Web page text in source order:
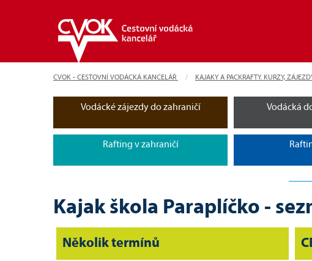
CVOK - CESTOVNÍ VODÁCKÁ KANCELÁŘ KAJAKY A PACKRAFTY. KURZY,
Vodácké zájezdy do zahraničí Vodácká
Rafting v zahraničí
Kajak škola Paraplíčko -
Několik termínů